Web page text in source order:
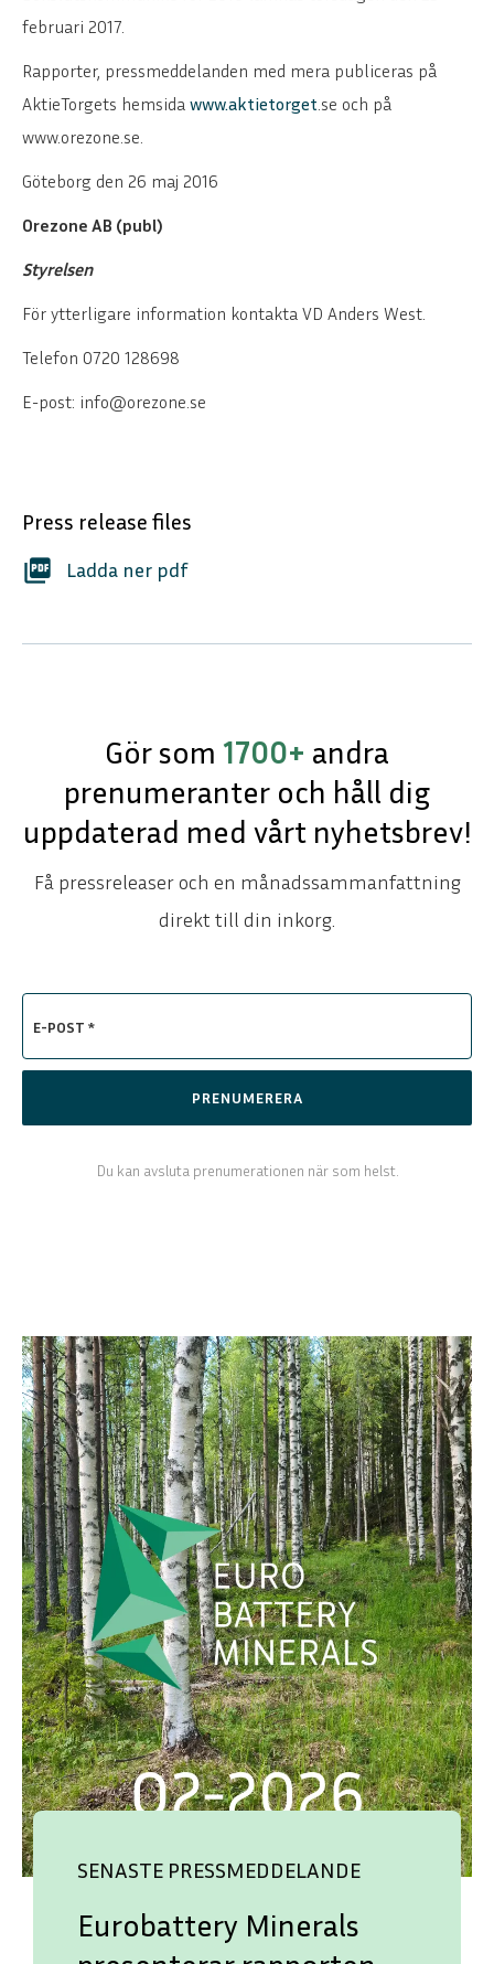
februari 2017.
Rapporter, pressmeddelanden med mera publiceras på
AktieTorgets hemsida www.aktietorget.se och på
www.orezone.se.
Göteborg den 26 maj 2016
Orezone AB (publ)
Styrelsen
För ytterligare information kontakta VD Anders West.
Telefon 0720 128698
E-post: info@orezone.se
Press release files
picture_as_pdf Ladda ner pdf
Gör som 1700+ andra
prenumeranter och håll dig
uppdaterad med vårt nyhetsbrev!
Få pressreleaser och en månadssammanfattning
direkt till din inkorg.
E-POST *
PRENUMERERA
Du kan avsluta prenumerationen när som helst.
SENASTE PRESSMEDDELANDE
Eurobattery Minerals